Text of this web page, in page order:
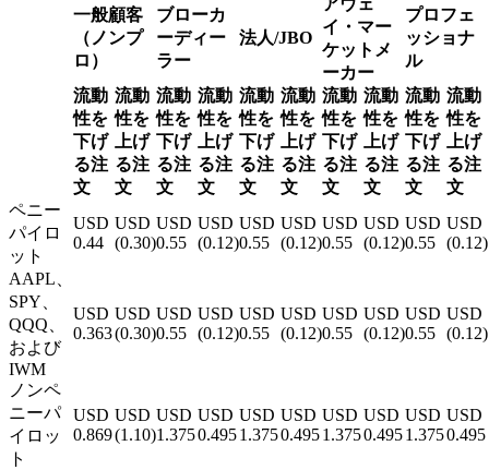
一般顧客
（ノンプ
ロ）
ブローカ
ーディー
ラー
法人/JBO
イ・マー
ケットメ
ーカー
プロフェ
ッショナ
ル
流動
性を
下げ
る注
文
流動
性を
上げ
る注
文
流動
性を
下げ
る注
文
流動
性を
上げ
る注
文
流動
性を
下げ
る注
文
流動
性を
上げ
る注
文
流動
性を
下げ
る注
文
流動
性を
上げ
る注
文
流動
性を
下げ
る注
文
流動
性を
上げ
る注
文
ペニー
パイロ
ット
USD
0.44
USD
(0.30)
USD
0.55
USD
(0.12)
USD
0.55
USD
(0.12)
USD
0.55
USD
(0.12)
USD
0.55
USD
(0.12)
AAPL、
SPY、
QQQ、
および
IWM
USD
0.363
USD
(0.30)
USD
0.55
USD
(0.12)
USD
0.55
USD
(0.12)
USD
0.55
USD
(0.12)
USD
0.55
USD
(0.12)
ノンペ
ニーパ
イロッ
ト
USD
0.869
USD
(1.10)
USD
1.375
USD
0.495
USD
1.375
USD
0.495
USD
1.375
USD
0.495
USD
1.375
USD
0.495